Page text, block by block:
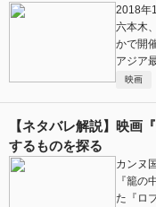
2018年
六本木
かで開
アジア
映画
【ネタバレ解説】映画
するものを探る
カンヌ
『籠
た『ロ